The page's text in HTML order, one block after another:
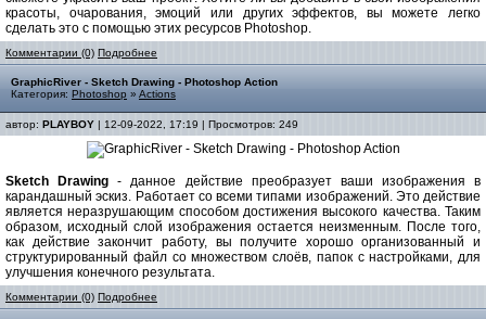
красоты, очарования, эмоций или других эффектов, вы можете легко
сделать это с помощью этих ресурсов Photoshop.
Комментарии (0) Подробнее
GraphicRiver - Sketch Drawing - Photoshop Action
Категория: Photoshop » Actions
автор: PLAYBOY | 12-09-2022, 17:19 | Просмотров: 249
Sketch Drawing - данное действие преобразует ваши изображения в
карандашный эскиз. Работает со всеми типами изображений. Это действие
является неразрушающим способом достижения высокого качества. Таким
образом, исходный слой изображения остается неизменным. После того,
как действие закончит работу, вы получите хорошо организованный и
структурированный файл со множеством слоёв, папок с настройками, для
улучшения конечного результата.
Комментарии (0) Подробнее